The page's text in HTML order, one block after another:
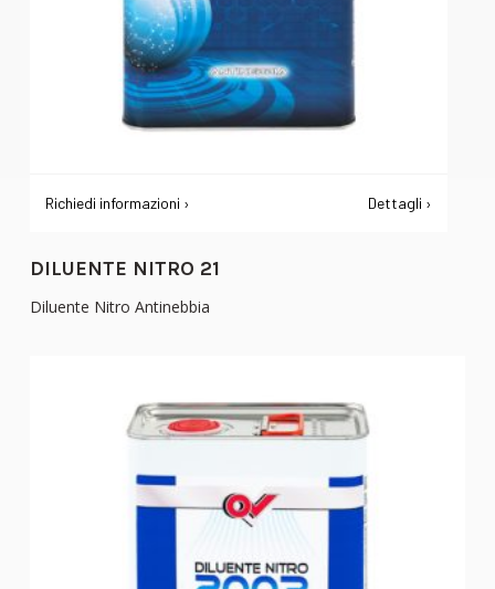
Richiedi informazioni › Dettagli ›
DILUENTE NITRO 21
Diluente Nitro Antinebbia